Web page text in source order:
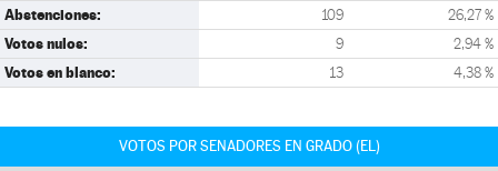
Abstenciones: 109 26,27 %
Votos nulos: 9 2,94 %
Votos en blanco: 13 4,38 %
VOTOS POR SENADORES EN GRADO (EL)